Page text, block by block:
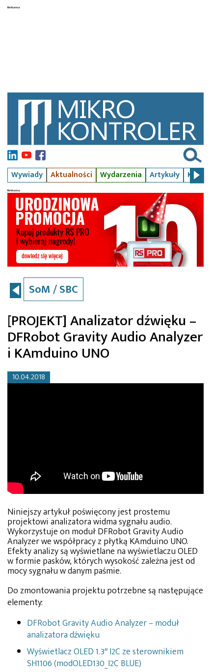
Wywiady Aktualności Wydarzenia Artykuły Kursy
SoM / SBC
[PROJEKT] Analizator dźwięku –
DFRobot Gravity Audio Analyzer
i KAmduino UNO
10.04.2018
Niniejszy artykuł poświęcony jest prostemu
projektowi analizatora widma sygnału audio.
Wykorzystuje on moduł DFRobot Gravity Audio
Analyzer we współpracy z płytką KAmduino UNO.
Efekty analizy są wyświetlane na wyświetlaczu OLED
w formie pasków, których wysokość zależna jest od
mocy sygnału w danym paśmie.
Do zmontowania projektu potrzebne są następujące
elementy:
DFRobot Gravity Audio Analyzer – moduł
analizatora dźwięku
Wyświetlacz OLED 1.3″ I2C ze sterownikiem
SH1106 (modOLED130_I2C BLUE)